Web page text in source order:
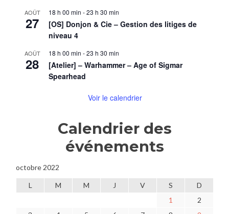
AOÛT
27
18 h 00 min -23 h 30 min
[OS] Donjon & Cie – Gestion des litiges de
niveau 4
AOÛT
28
18 h 00 min -23 h 30 min
[Atelier] – Warhammer – Age of Sigmar
Spearhead
Voir le calendrier
Calendrier des
événements
octobre 2022
L M M J V S
D
1
2